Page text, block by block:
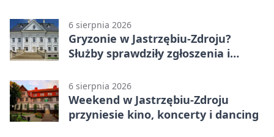
6 sierpnia 2026
Gryzonie w Jastrzębiu-Zdroju?
Służby sprawdziły zgłoszenia i
6 sierpnia 2026
Weekend w Jastrzębiu-Zdroju
przyniesie kino, koncerty i dancing